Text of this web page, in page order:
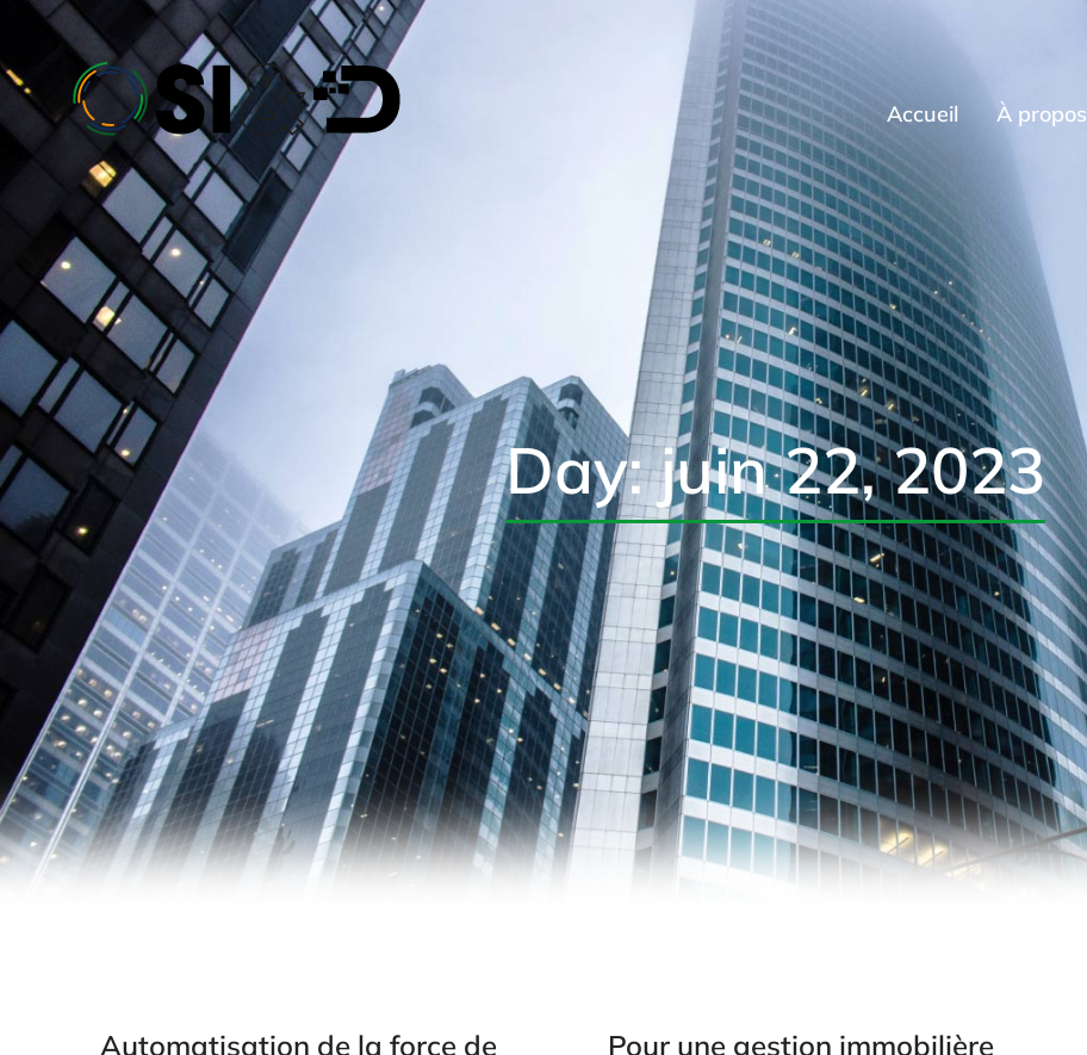
Accueil À propos
Day: juin 22, 2023
Automatisation de la force de
Pour une gestion immobilière